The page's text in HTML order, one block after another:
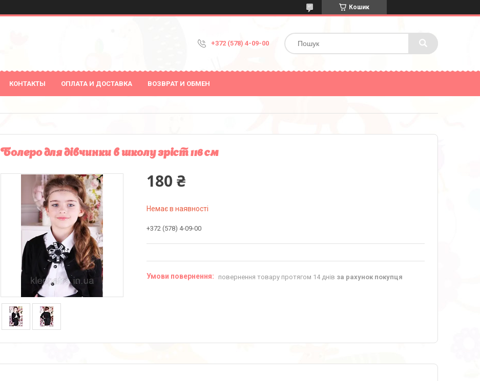
Кошик
+372 (578) 4-09-00
КОНТАКТЫ ОПЛАТА И ДОСТАВКА ВОЗВРАТ И ОБМЕН
Болеро для дівчинки в школу зріст 116 см
180 ₴
Немає в наявності
+372 (578) 4-09-00
повернення товару протягом 14 днів за рахунок покупця